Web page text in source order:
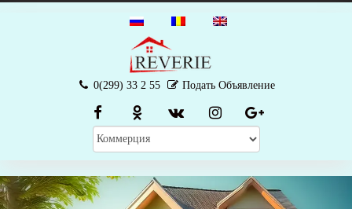
0(299) 33 2 55 Подать Объявление